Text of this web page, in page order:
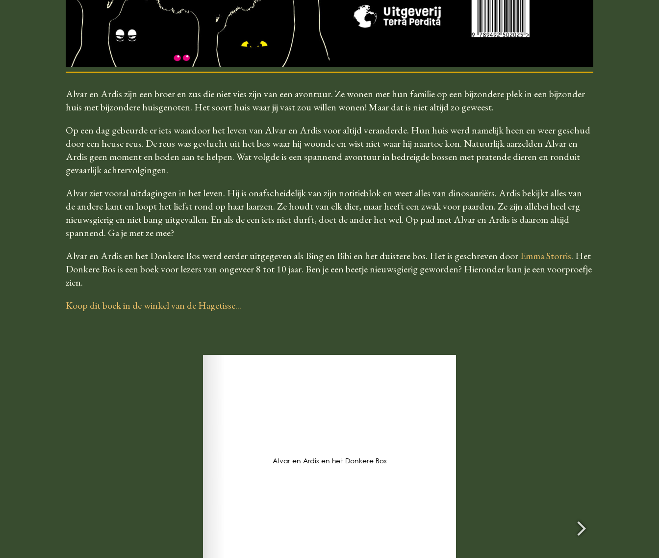
Alvar en Ardis zijn een broer en zus die niet vies zijn van een avontuur. Ze wonen met hun familie op een bijzondere plek in een bijzonder
huis met bijzondere huisgenoten. Het soort huis waar jij vast zou willen wonen! Maar dat is niet altijd zo geweest.
Op een dag gebeurde er iets waardoor het leven van Alvar en Ardis voor altijd veranderde. Hun huis werd namelijk heen en weer geschud
door een heuse reus. De reus was gevlucht uit het bos waar hij woonde en wist niet waar hij naartoe kon. Natuurlijk aarzelden Alvar en
Ardis geen moment en boden aan te helpen. Wat volgde is een spannend avontuur in bedreigde bossen met pratende dieren en ronduit
gevaarlijk achtervolgingen.
Alvar ziet vooral uitdagingen in het leven. Hij is onafscheidelijk van zijn notitieblok en weet alles van dinosauriërs. Ardis bekijkt alles van
de andere kant en loopt het liefst rond op haar laarzen. Ze houdt van elk dier, maar heeft een zwak voor paarden. Ze zijn allebei heel erg
nieuwsgierig en niet bang uitgevallen. En als de een iets niet durft, doet de ander het wel. Op pad met Alvar en Ardis is daarom altijd
spannend. Ga je met ze mee?
Alvar en Ardis en het Donkere Bos werd eerder uitgegeven als Bing en Bibi en het duistere bos. Het is geschreven doorEmma Storris. Het
Donkere Bos is een boek voor lezers van ongeveer 8 tot 10 jaar. Ben je een beetje nieuwsgierig geworden? Hieronder kun je een voorproefje
zien.
Koop dit boek in de winkel van de Hagetisse...